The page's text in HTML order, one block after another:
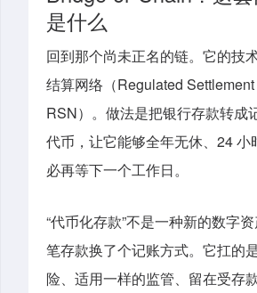
是什么
回到那个尚未正名的链。它的技
结算网络（Regulated Settlement
RSN）。做法是把银行存款转成
代币，让它能够全年无休、24 小
必再等下一个工作日。
“代币化存款”不是一种新的数字
笔存款换了个记账方式。它扛的
险、适用一样的监管、留在受存